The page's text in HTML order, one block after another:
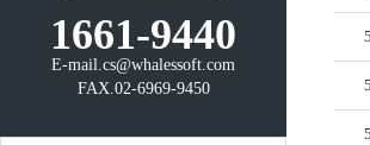
1661-9440
E-mail.cs@whalessoft.com
FAX.02-6969-9450